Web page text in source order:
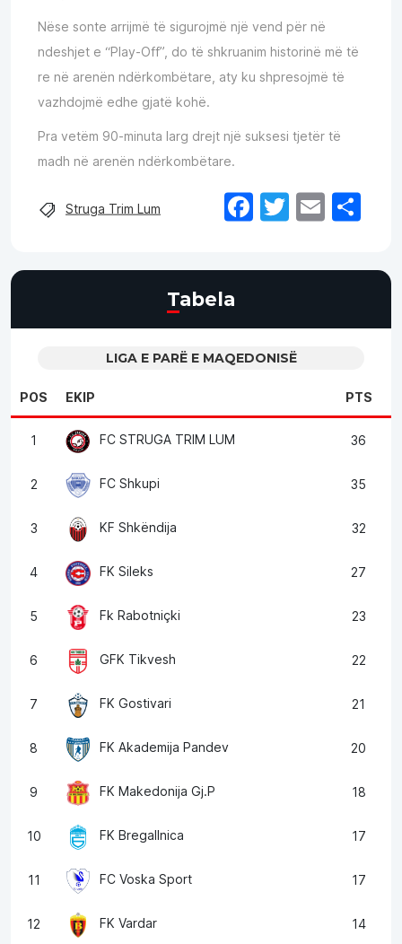
Nëse sonte arrijmë të sigurojmë një vend për në
ndeshjet e “Play-Off”, do të shkruanim historinë më të
re në arenën ndërkombëtare, aty ku shpresojmë të
vazhdojmë edhe gjatë kohë.
Pra vetëm 90-minuta larg drejt një suksesi tjetër të
madh në arenën ndërkombëtare.
Struga Trim Lum Facebook
Twitter
Email
Tabela
LIGA E PARË E MAQEDONISË
POS EKIP PTS
1 FC STRUGA TRIM LUM 36
2 FC Shkupi 35
3 KF Shkëndija 32
4 FK Sileks 27
5 Fk Rabotniçki 23
6 GFK Tikvesh 22
7 FK Gostivari 21
8 FK Akademija Pandev 20
9 FK Makedonija Gj.P 18
10 FK Bregallnica 17
11 FC Voska Sport 17
12 FK Vardar 14